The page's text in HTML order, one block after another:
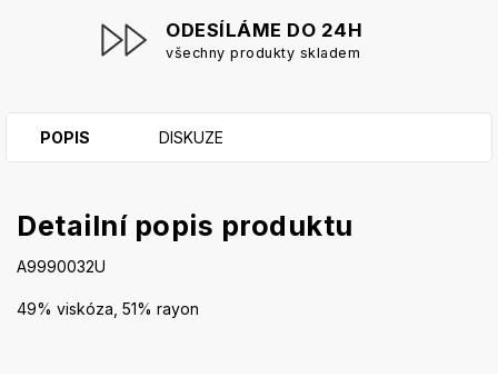
ODESÍLÁME DO 24H
všechny produkty skladem
POPIS DISKUZE
Detailní popis produktu
A9990032U
49% viskóza, 51% rayon